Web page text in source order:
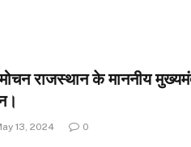
राजस्थान के माननीय
13, 2024 0